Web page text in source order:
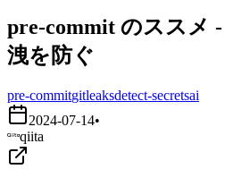
pre-commit のススメ
洩を防ぐ
pre-commitgitleaksdetect-secretsai
2024-07-14•
qiita